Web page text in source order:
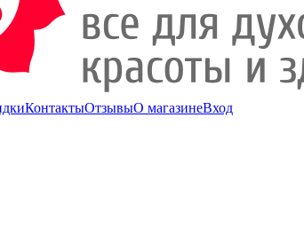
КонтактыОтзывыО магазинеВход